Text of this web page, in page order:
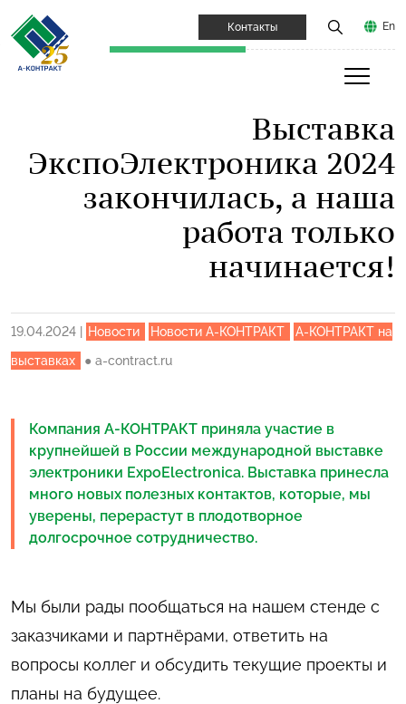
Контакты En
Выставка
ЭкспоЭлектроника 2024
закончилась, а наша
работа только
начинается!
19.04.2024 Новости Новости А-КОНТРАКТ
А-КОНТРАКТ на
выставках
● a-contract.ru
Компания А-КОНТРАКТ приняла участие в
крупнейшей в России международной выставке
электроники ExpoElectronica. Выставка принесла
много новых полезных контактов, которые, мы
уверены, перерастут в плодотворное
долгосрочное сотрудничество.
Мы были рады пообщаться на нашем стенде с
заказчиками и партнёрами, ответить на
вопросы коллег и обсудить текущие проекты и
планы на будущее.